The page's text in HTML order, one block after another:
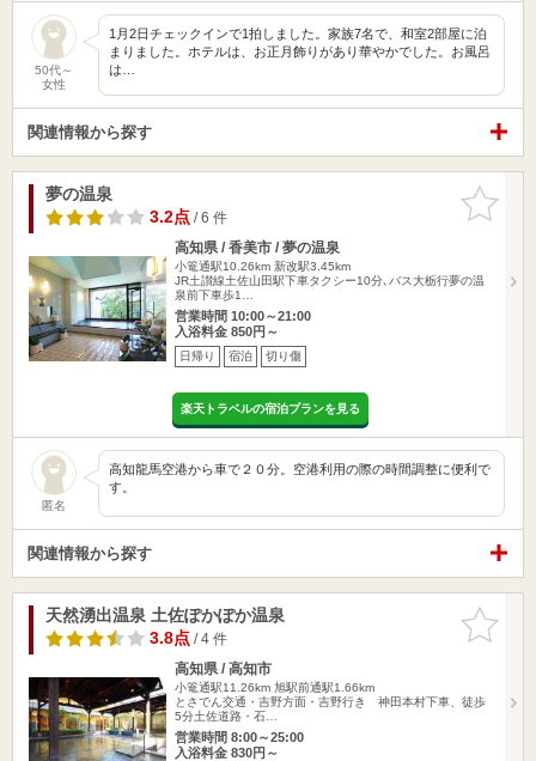
50代～
女性
1月2日チェックインで1拍しました。家族7名で、和室2部屋に泊
まりました。ホテルは、お正月飾りがあり華やかでした。お風呂
は…
関連情報から探す
お気に入
りに追加
夢の温泉
3.2点/ 6 件
高知県 / 香美市 / 夢の温泉
小篭通駅10.26km 新改駅3.45km
JR土讃線土佐山田駅下車タクシー10分､バス大栃行夢の温
泉前下車歩1…
営業時間 10:00～21:00
入浴料金 850円～
日帰り 宿泊 切り傷
楽天トラベルの宿泊プランを見る
匿名
高知龍馬空港から車で２０分。空港利用の際の時間調整に便利で
す。
関連情報から探す
お気に入
りに追加
天然湧出温泉 土佐ぽかぽか温泉
3.8点/ 4 件
高知県 / 高知市
小篭通駅11.26km 旭駅前通駅1.66km
とさでん交通・吉野方面・吉野行き 神田本村下車、徒歩
5分土佐道路・石…
営業時間 8:00～25:00
入浴料金 830円～